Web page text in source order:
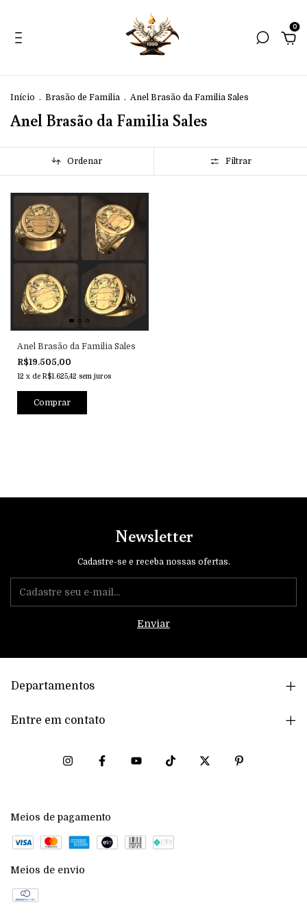
0
Início . Brasão de Familia . Anel Brasão da Familia Sales
Anel Brasão da Familia Sales
Ordenar Filtrar
Anel Brasão da Familia Sales
R$19.505,00
12 x de R$1.625,42 sem juros
Comprar
Newsletter
Cadastre-se e receba nossas ofertas.
Departamentos
Entre em contato
Meios de pagamento
Meios de envio